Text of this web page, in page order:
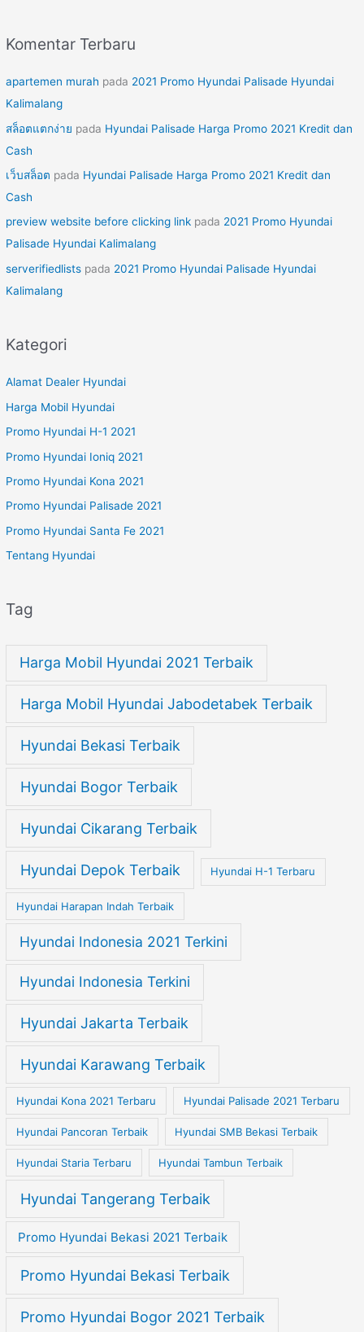
Komentar Terbaru
apartemen murah pada 2021 Promo Hyundai Palisade Hyundai
Kalimalang
สล็อตแตกง่าย pada Hyundai Palisade Harga Promo 2021 Kredit dan
Cash
เว็บสล็อต pada Hyundai Palisade Harga Promo 2021 Kredit dan
Cash
preview website before clicking link pada 2021 Promo Hyundai
Palisade Hyundai Kalimalang
serverifiedlists pada 2021 Promo Hyundai Palisade Hyundai
Kalimalang
Kategori
Alamat Dealer Hyundai
Harga Mobil Hyundai
Promo Hyundai H-1 2021
Promo Hyundai Ioniq 2021
Promo Hyundai Kona 2021
Promo Hyundai Palisade 2021
Promo Hyundai Santa Fe 2021
Tentang Hyundai
Tag
Harga Mobil Hyundai 2021 Terbaik
Harga Mobil Hyundai Jabodetabek Terbaik
Hyundai Bekasi Terbaik
Hyundai Bogor Terbaik
Hyundai Cikarang Terbaik
Hyundai Depok Terbaik Hyundai H-1 Terbaru
Hyundai Harapan Indah Terbaik
Hyundai Indonesia 2021 Terkini
Hyundai Indonesia Terkini
Hyundai Jakarta Terbaik
Hyundai Karawang Terbaik
Hyundai Kona 2021 Terbaru Hyundai Palisade 2021 Terbaru
Hyundai Pancoran Terbaik Hyundai SMB Bekasi Terbaik
Hyundai Staria Terbaru Hyundai Tambun Terbaik
Hyundai Tangerang Terbaik
Promo Hyundai Bekasi 2021 Terbaik
Promo Hyundai Bekasi Terbaik
Promo Hyundai Bogor 2021 Terbaik